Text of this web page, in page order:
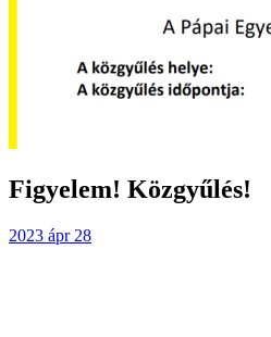
Figyelem! Közgyűlés!
2023 ápr 28